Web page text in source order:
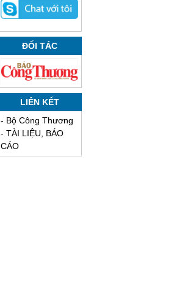
ĐỐI TÁC
LIÊN KẾT
- Bộ Công Thương
- TÀI LIỆU, BÁO
CÁO